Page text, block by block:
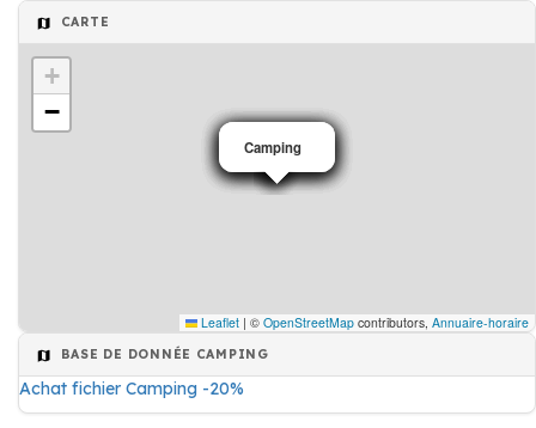
CARTE
Camping
Camping
Camping
Camping
Camping
Camping
+
−
Leaflet | © OpenStreetMap contributors, Annuaire-horaire
BASE DE DONNÉE CAMPING
Achat fichier Camping -20%